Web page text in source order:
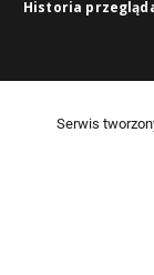
Historia
Serwis